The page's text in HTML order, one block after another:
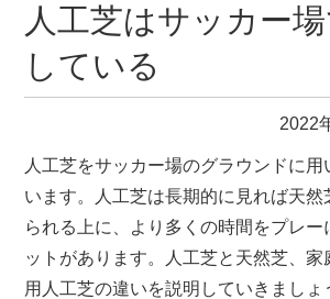
人工芝はサッカー
している
2022
人工芝をサッカー場のグラウンドに用
います。人工芝は長期的に見れば天然
られる上に、より多くの時間をプレー
ットがあります。人工芝と天然芝、
用人工芝の違いを説明していきましょ